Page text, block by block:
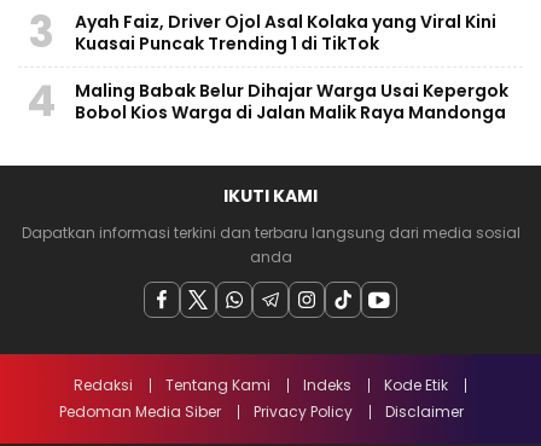
3
Ayah Faiz, Driver Ojol Asal Kolaka yang Viral Kini
Kuasai Puncak Trending 1 di TikTok
4
Maling Babak Belur Dihajar Warga Usai Kepergok
Bobol Kios Warga di Jalan Malik Raya Mandonga
IKUTI KAMI
Dapatkan informasi terkini dan terbaru langsung dari media sosial
anda
Redaksi Tentang Kami Indeks
Kode Etik
Pedoman Media Siber
Privacy Policy Disclaimer